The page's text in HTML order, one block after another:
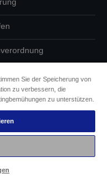
Epson
Sie der Speicherung von
zu verbessern, die
zu unterstützen.